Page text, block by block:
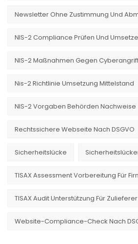
Newsletter Ohne Zustimmung Und
NIS-2 Compliance Prüfen Und
NIS-2 Maßnahmen Gegen
Nis-2 Richtlinie Umsetzung Mittelstand
NIS-2 Vorgaben Behörden Nachweise
Rechtssichere Webseite Nach DSGVO
Sicherheitslücke
TISAX Assessment Vorbereitung Für
TISAX Audit Unterstützung Für Zulieferer
Website-Compliance-Check Nach